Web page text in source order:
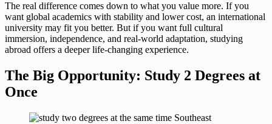
The real difference comes down to what you value more. If you
want global academics with stability and lower cost, an international
university may fit you better. But if you want full cultural
immersion, independence, and real-world adaptation, studying
abroad offers a deeper life-changing experience.
The Big Opportunity: Study 2 Degrees at
Once